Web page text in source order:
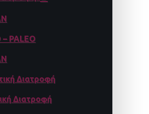
– PALEO
Διατροφή
Διατροφή